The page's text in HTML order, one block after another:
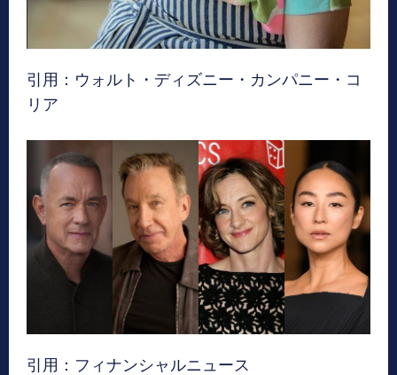
引用：ウォルト・ディズニー・カンパニー・コ
リア
引用：フィナンシャルニュース